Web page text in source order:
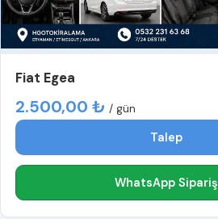
Fiat Egea
2.500,00 ₺ / gün
Talep
WhatsApp Sipariş